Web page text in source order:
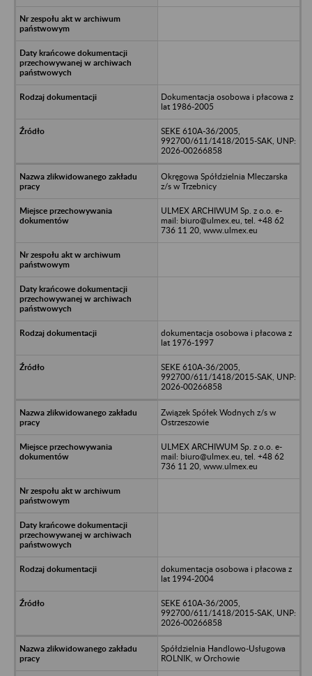
Dokumentacja osobowa i płacowa z
lat 1986-2005
SEKE 610A-36/2005,
992700/611/1418/2015-SAK, UNP:
2026-00266858
Okręgowa Spółdzielnia Mleczarska
z/s w Trzebnicy
ULMEX ARCHIWUM Sp. z o.o. e-
mail: biuro@ulmex.eu, tel. +48 62
736 11 20, www.ulmex.eu
dokumentacja osobowa i płacowa z
lat 1976-1997
SEKE 610A-36/2005,
992700/611/1418/2015-SAK, UNP:
2026-00266858
Związek Spółek Wodnych z/s w
Ostrzeszowie
ULMEX ARCHIWUM Sp. z o.o. e-
mail: biuro@ulmex.eu, tel. +48 62
736 11 20, www.ulmex.eu
dokumentacja osobowa i płacowa z
lat 1994-2004
SEKE 610A-36/2005,
992700/611/1418/2015-SAK, UNP:
2026-00266858
Spółdzielnia Handlowo-Usługowa
ROLNIK, w Orchowie